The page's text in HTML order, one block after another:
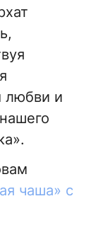
любви и
чаша» с